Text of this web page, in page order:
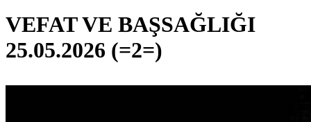
VEFAT VE BAŞSAĞLIĞI
25.05.2026 (=2=)